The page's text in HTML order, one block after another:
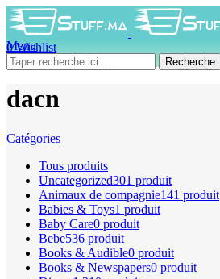
0Wishlist
0produit 0DH
Menu
Recherche
dacn
Catégories
Tous produits
Uncategorized301 produit
Animaux de compagnie141 produit
Babies & Toys1 produit
Baby Care0 produit
Bebe536 produit
Books & Audible0 produit
Books & Newspapers0 produit